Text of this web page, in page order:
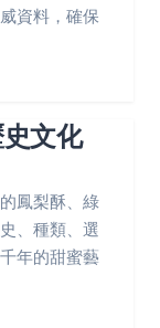
資料，確保
文化
鳳梨酥、綠
、種類、選
年的甜蜜藝